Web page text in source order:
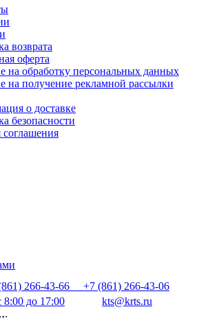
возврата
оферта
на обработку персональных данных
на получение рекламной рассылки
о доставке
безопасности
соглашения
266-43-66
+7 (861) 266-43-06
8:00 до 17:00
kts@krts.ru